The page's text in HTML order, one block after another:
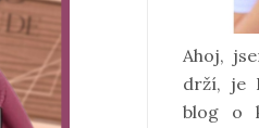
Ahoj,
drží, je
blog o